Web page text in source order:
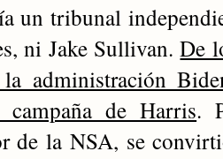
un tribunal
ni Jake Sullivan.De
la administración
de Harris.
de la NSA, se